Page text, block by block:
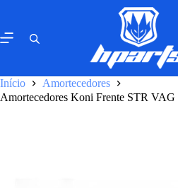
o
conteúdo
Início
Amortecedores
Amortecedores Koni Frente STR VAG